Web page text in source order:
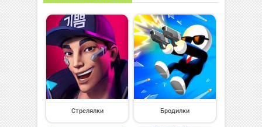
Стрелялки Бродилки